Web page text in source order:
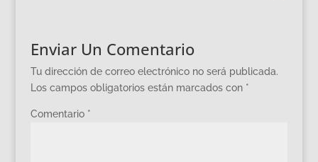
Enviar Un Comentario
Tu dirección de correo electrónico no será publicada.
Los campos obligatorios están marcados con *
Comentario *